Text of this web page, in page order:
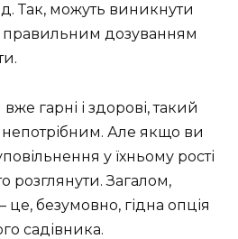
Так, можуть виникнути
правильним дозуванням
гарні і здорові, такий
непотрібним. Але якщо ви
у їхньому рості
розглянути. Загалом,
безумовно, гідна опція
садівника.